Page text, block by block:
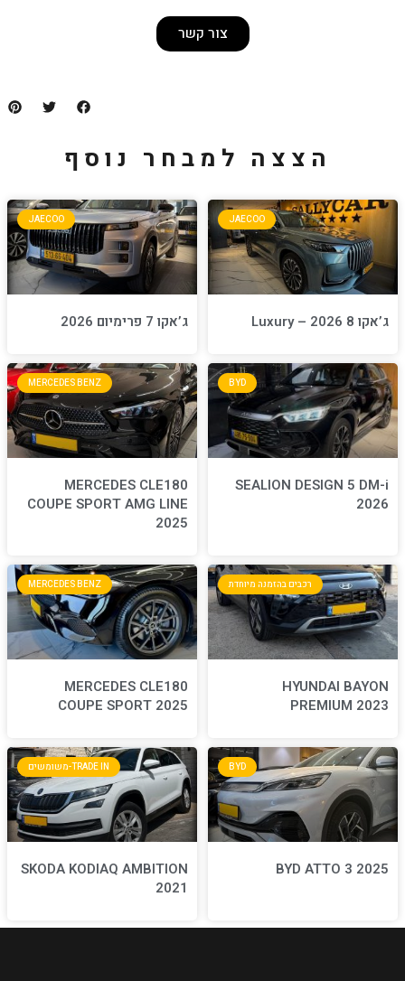
נוסף
JAECOO
ג’אקו 7 פרימיום 2026
BYD
MERCEDES BENZ
MERCEDES CLE180
COUPE SPORT AMG LINE
MERCEDES BENZ
MERCEDES CLE180
COUPE SPORT 2025
BYD TRADE IN-משומשים
SKODA KODIAQ AMBITION